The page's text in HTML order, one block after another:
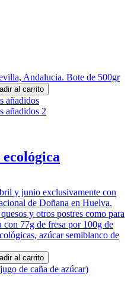
Andalucia. Bote de 500gr
al carrito
y junio exclusivamente con
de Doñana en Huelva.
y otros postres como para
con 77g de fresa por 100g de
azúcar semiblanco de
al carrito